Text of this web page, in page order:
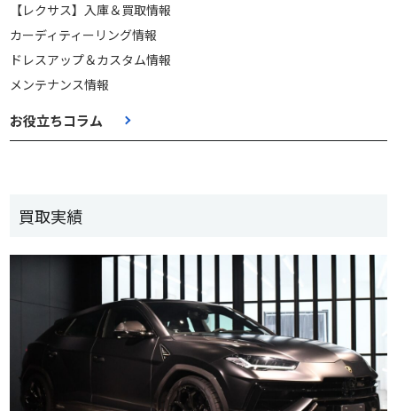
【レクサス】入庫＆買取情報
カーディティーリング情報
ドレスアップ＆カスタム情報
メンテナンス情報
お役立ちコラム
買取実績